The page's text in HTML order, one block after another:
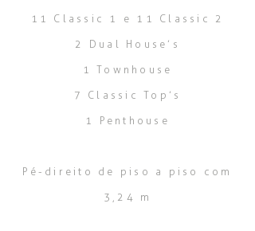
11 Classic 1 e 11 Classic 2
2 Dual House’s
1 Townhouse
7 Classic Top’s
1 Penthouse
Pé-direito de piso a piso com
3,24 m